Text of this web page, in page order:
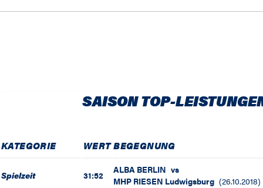
SAISON TOP-
KATEGORIE WERT BEGEGNUNG
Spielzeit 31:52 ALBA BERLIN vs
MHP RIESEN Ludwigsburg (26.10.2018)